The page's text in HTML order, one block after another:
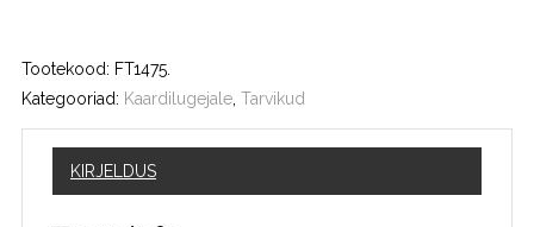
Tootekood: FT1475
Kategooriad: Kaardilugejale Tarvikud
KIRJELDUS